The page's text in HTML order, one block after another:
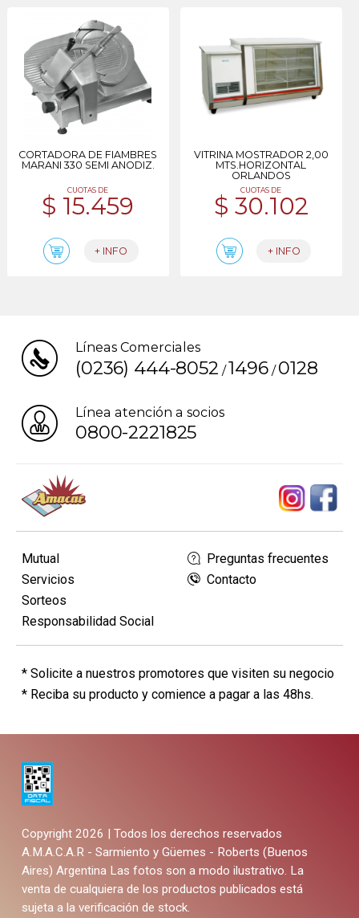
CORTADORA DE FIAMBRES
MARANI 330 SEMI ANODIZ.
CUOTAS DE
$ 15.459
+ INFO
VITRINA MOSTRADOR 2,00
MTS.HORIZONTAL
ORLANDOS
CUOTAS DE
$ 30.102
+ INFO
Líneas Comerciales
(0236) 444-8052 /1496/0128
Línea atención a socios
0800-2221825
Mutual
Servicios
Sorteos
Responsabilidad Social
Preguntas frecuentes
Contacto
* Solicite a nuestros promotores que visiten su negocio
* Reciba su producto y comience a pagar a las 48hs.
Copyright 2026 | Todos los derechos reservados
A.M.A.C.A.R - Sarmiento y Güemes - Roberts (Buenos
Aires) Argentina Las fotos son a modo ilustrativo. La
venta de cualquiera de los productos publicados está
sujeta a la verificación de stock.